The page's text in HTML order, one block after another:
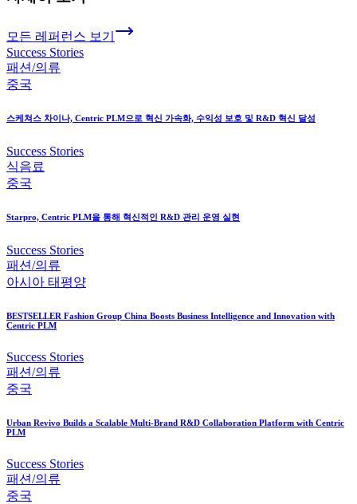
모든 레퍼런스 보기
Success Stories
패션/의류
중국
스케쳐스 차이나, Centric PLM으로 혁신 가속화, 수익성 보호 및 R&D 혁신 달성
Success Stories
식음료
중국
Starpro, Centric PLM을 통해 혁신적인 R&D 관리 운영 실현
Success Stories
패션/의류
아시아 태평양
BESTSELLER Fashion Group China Boosts Business Intelligence and Innovation with
Centric PLM
Success Stories
패션/의류
중국
Urban Revivo Builds a Scalable Multi-Brand R&D Collaboration Platform with Centric
PLM
Success Stories
패션/의류
중국